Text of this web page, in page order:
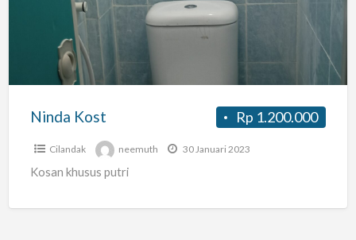
Rp 1.200.000
Ninda Kost
Cilandak neemuth 30 Januari 2023
Kosan khusus putri